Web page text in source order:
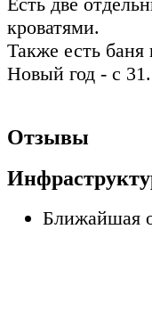
кроватями.
Также есть баня
Новый год - с
Отзывы
Ближайшая